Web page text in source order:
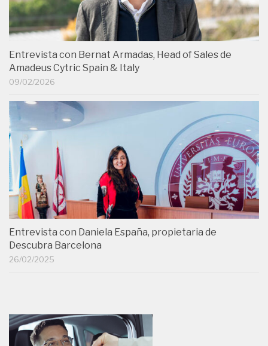
Entrevista con Bernat Armadas, Head of Sales de
Amadeus Cytric Spain & Italy
09/02/2026
Entrevista con Daniela España, propietaria de
Descubra Barcelona
26/02/2025